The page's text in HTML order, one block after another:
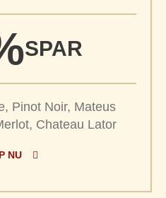
SPAR
Pinot Noir, Mateus
Chateau Lator
NU